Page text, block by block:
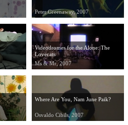
Peter Greenaway, 2007
Videodromes for the Alone: The
Lovecats
Ms & Mr, 2007
Where Are You, Nam June Paik?
Osvaldo Cibils, 2007